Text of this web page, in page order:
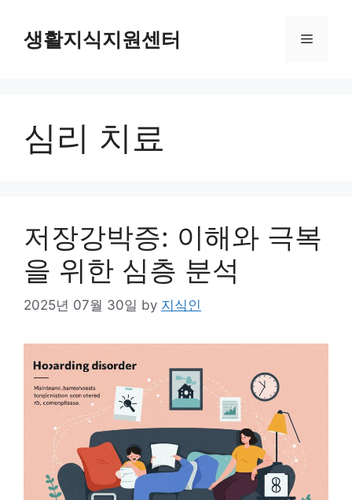
content생활지식지원센터 Menu
심리 치료
저장강박증: 이해와 극복
을 위한 심층 분석
2025년 07월 30일 by 지식인